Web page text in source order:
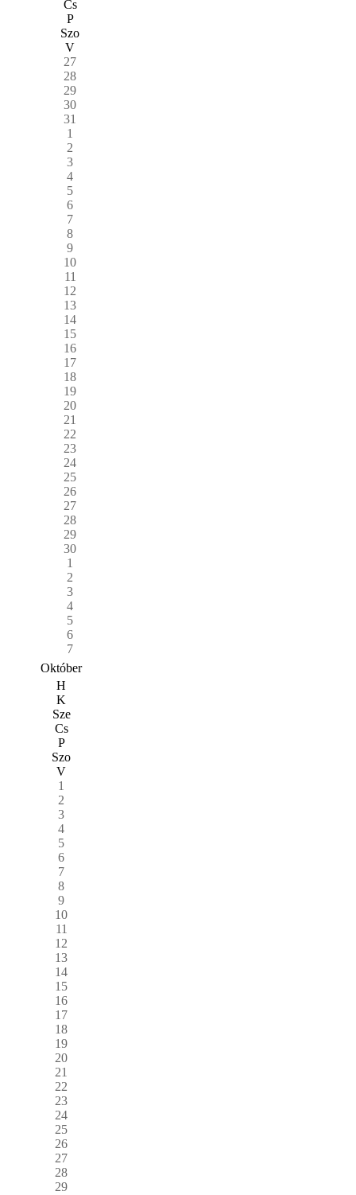
Cs
P
Szo
V
27
28
29
30
31
1
2
3
4
5
6
7
8
9
10
11
12
13
14
15
16
17
18
19
20
21
22
23
24
25
26
27
28
29
30
1
2
3
4
5
6
7
Október
H
K
Sze
Cs
P
Szo
V
1
2
3
4
5
6
7
8
9
10
11
12
13
14
15
16
17
18
19
20
21
22
23
24
25
26
27
28
29